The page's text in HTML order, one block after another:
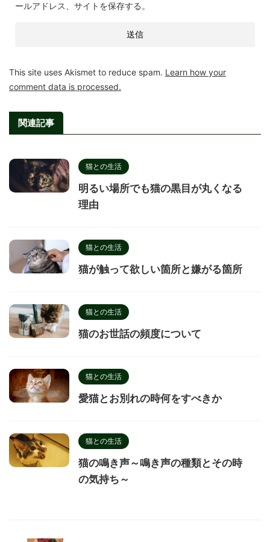
ールアドレス、サイトを保存する。
This site uses Akismet to reduce spam. Learn how your
comment data is processed.
関連記事
猫との生活
明るい場所でも猫の黒目が丸くなる
理由
猫との生活
猫が触って欲しい箇所と嫌がる箇所
猫との生活
猫のお世話の頻度について
猫との生活
愛猫とお別れの時何をすべきか
猫との生活
猫の鳴き声～鳴き声の種類とその時
の気持ち～